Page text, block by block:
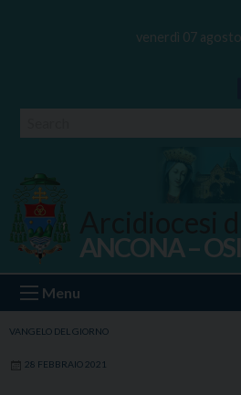
venerdì 07
Ancona
ANCONA –
Menu
VANGELO DEL GIORNO
28 FEBBRAIO 2021